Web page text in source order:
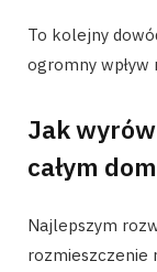
To kolejny
ogromny
Jak
całym
Najlepszym
rozmieszczenie